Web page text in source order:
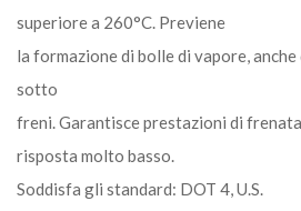
superiore a 260°C. Previene
la formazione di bolle di vapore,
sotto
freni. Garantisce prestazioni di
risposta molto basso.
Soddisfa gli standard: DOT 4, U.S.